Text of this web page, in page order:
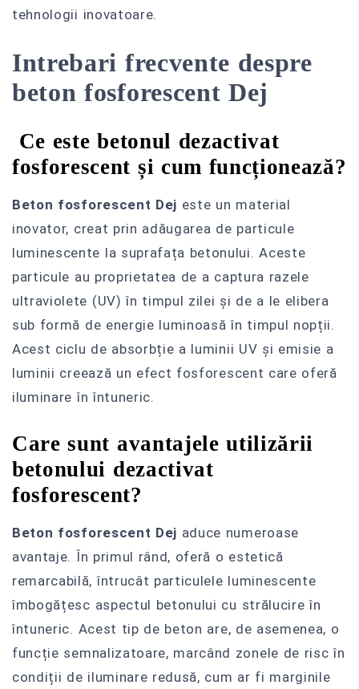
tehnologii inovatoare.
Intrebari frecvente despre
beton fosforescent Dej
Ce este betonul dezactivat
fosforescent și cum funcționează?
Beton fosforescent Dej este un material
inovator, creat prin adăugarea de particule
luminescente la suprafața betonului. Aceste
particule au proprietatea de a captura razele
ultraviolete (UV) în timpul zilei și de a le elibera
sub formă de energie luminoasă în timpul nopții.
Acest ciclu de absorbție a luminii UV și emisie a
luminii creează un efect fosforescent care oferă
iluminare în întuneric.
Care sunt avantajele utilizării
betonului dezactivat
fosforescent?
Beton fosforescent Dej aduce numeroase
avantaje. În primul rând, oferă o estetică
remarcabilă, întrucât particulele luminescente
îmbogățesc aspectul betonului cu strălucire în
întuneric. Acest tip de beton are, de asemenea, o
funcție semnalizatoare, marcând zonele de risc în
condiții de iluminare redusă, cum ar fi marginile